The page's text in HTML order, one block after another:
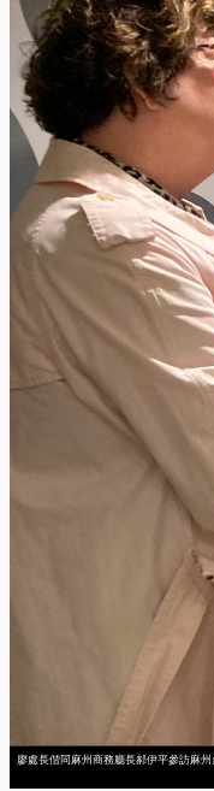
廖處長偕同麻州商務廳長郝伊平參訪麻